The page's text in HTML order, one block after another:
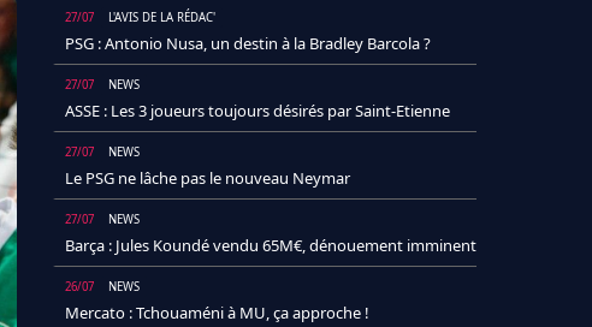
27/07 L'AVIS DE LA RÉDAC'
PSG : Antonio Nusa, un destin à la Bradley Barcola ?
27/07 NEWS
ASSE : Les 3 joueurs toujours désirés par Saint-Etienne
27/07 NEWS
Le PSG ne lâche pas le nouveau Neymar
27/07 NEWS
Barça : Jules Koundé vendu 65M€, dénouement imminent
26/07 NEWS
Mercato : Tchouaméni à MU, ça approche !